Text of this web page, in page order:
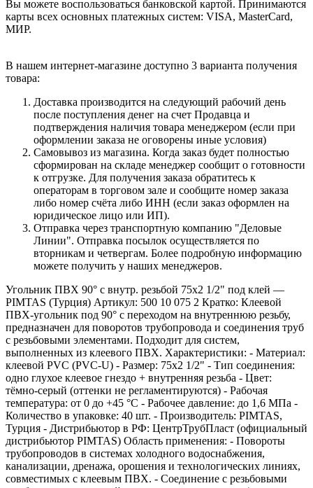
Вы можете воспользоваться банковской картой. Принимаются
карты всех основных платежных систем: VISA, MasterCard,
МИР.
В нашем интернет-магазине доступно 3 варианта получения
товара:
Доставка производится на следующий рабочий день
после поступления денег на счет Продавца и
подтверждения наличия товара менеджером (если при
оформлении заказа не оговорены иные условия)
Самовывоз из магазина. Когда заказ будет полностью
сформирован на складе менеджер сообщит о готовности
к отгрузке. Для получения заказа обратитесь к
операторам в торговом зале и сообщите номер заказа
либо номер счёта либо ИНН (если заказ оформлен на
юридическое лицо или ИП).
Отправка через транспортную компанию "Деловые
Линии". Отправка посылок осуществляется по
вторникам и четвергам. Более подробную информацию
можете получить у наших менеджеров.
Угольник ПВХ 90° с внутр. резьбой 75х2 1/2" под клей —
PIMTAS (Турция) Артикул: 500 10 075 2 Кратко: Клеевой
ПВХ-угольник под 90° с переходом на внутреннюю резьбу,
предназначен для поворотов трубопровода и соединения труб
с резьбовыми элементами. Подходит для систем,
выполненных из клеевого ПВХ. Характеристики: - Материал:
клеевой PVC (PVC-U) - Размер: 75х2 1/2" - Тип соединения:
одно глухое клеевое гнездо + внутренняя резьба - Цвет:
тёмно‑серый (оттенки не регламентируются) - Рабочая
температура: от 0 до +45 °C - Рабочее давление: до 1,6 МПа -
Количество в упаковке: 40 шт. - Производитель: PIMTAS,
Турция - Дистрибьютор в РФ: ЦентрТрубПласт (официальный
дистрибьютор PIMTAS) Область применения: - Повороты
трубопроводов в системах холодного водоснабжения,
канализации, дренажа, орошения и технологических линиях,
совместимых с клеевым ПВХ. - Соединение с резьбовыми